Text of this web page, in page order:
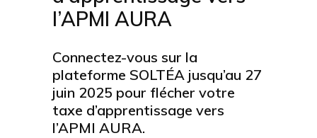
l’APMI AURA
Connectez-vous sur la
plateforme SOLTÉA jusqu’au 27
juin 2025 pour flécher votre
taxe d’apprentissage vers
l’APMI AURA.